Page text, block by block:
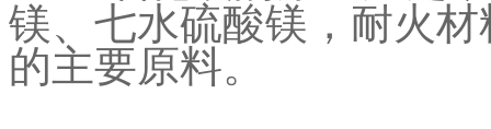
镁、七水硫酸镁，耐火
的主要原料。